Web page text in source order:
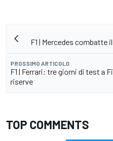
F1 | Mercedes combatte
PROSSIMO ARTICOLO
F1 | Ferrari: tre giorni di test a
riserve
TOP COMMENTS